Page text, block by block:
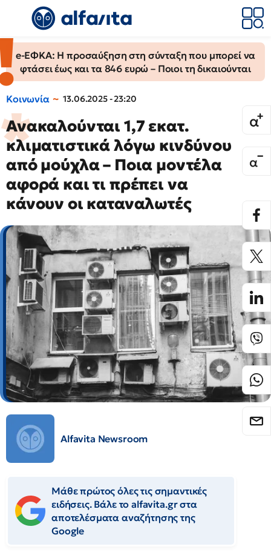
e-ΕΦΚΑ: Η προσαύξηση στη σύνταξη που μπορεί να
φτάσει έως και τα 846 ευρώ – Ποιοι τη δικαιούνται
Κοινωνία 13.06.2025 - 23:20
Ανακαλούνται 1,7 εκατ.
κλιματιστικά λόγω κινδύνου
από μούχλα – Ποια μοντέλα
αφορά και τι πρέπει να
κάνουν οι καταναλωτές
Alfavita Newsroom
Μάθε πρώτος όλες τις σημαντικές
ειδήσεις. Βάλε το alfavita.gr στα
αποτελέσματα αναζήτησης της
Google